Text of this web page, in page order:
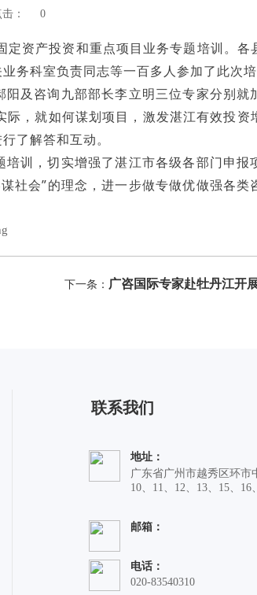
击： 0
资产投资和重点项目业务专题培训。各
务科室负责同志等一百多人参加了此次培
咨询九部部长李立明三位专家分别就
，就如何谋划项目，激发湛江有效投资
了解答和互动。
训，切实增强了湛江市各级各部门申报
社会”的理念，进一步做专做优做强各类
下一条： 广咨国际专家赴牡丹江开
联系我们
地址：
广东省广州市越秀区环市
10、11、12、13、15、16
邮箱：
电话：
020-83540310